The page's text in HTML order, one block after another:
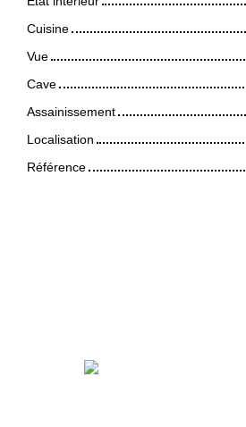
Cuisine
Vue
Cave
Assainissement
Localisation
Référence